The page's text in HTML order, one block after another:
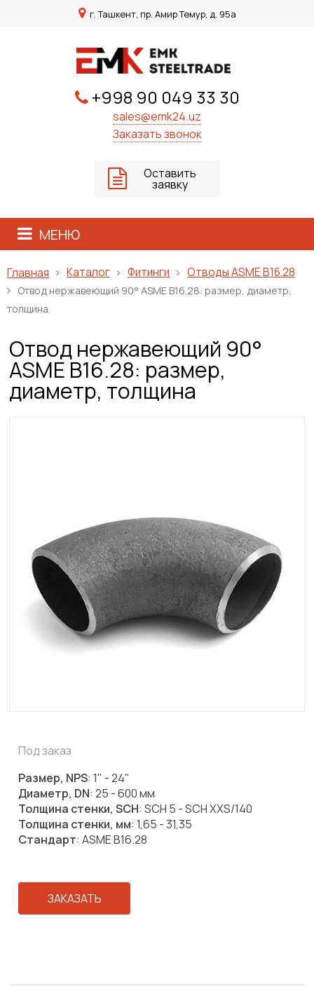
г. Ташкент, пр. Амир Темур, д. 95а
+998 90 049 33 30
sales@emk24.uz
Заказать звонок
Оставить
заявку
МЕНЮ
Главная Каталог Фитинги Отводы ASME B16.28
Отвод нержавеющий 90° ASME B16.28: размер, диаметр,
толщина
Отвод нержавеющий 90°
ASME B16.28: размер,
диаметр, толщина
Под заказ
Размер, NPS: 1" - 24"
Диаметр, DN: 25 - 600 мм
Толщина стенки, SCH: SCH 5 - SCH XXS/140
Толщина стенки, мм: 1,65 - 31,35
Стандарт: ASME B16.28
ЗАКАЗАТЬ